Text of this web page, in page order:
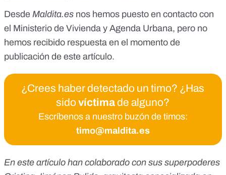
Desde Maldita.es nos hemos puesto en contacto con
el Ministerio de Vivienda y Agenda Urbana, pero no
hemos recibido respuesta en el momento de
publicación de este artículo.
¿Crees haber detectado un timo? ¿Has
sidovíctimade alguno?
Escríbenos a nuestro buzón de timos:
timo@maldita.es
En este artículo han colaborado con sus superpoderes